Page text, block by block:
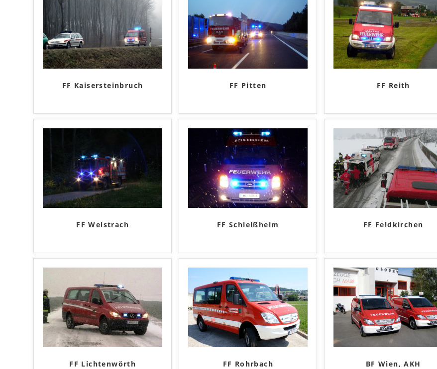
FF Kaisersteinbruch FF Pitten FF Reith
FF Weistrach FF Schleißheim FF Feldkirchen
FF Lichtenwörth FF Rohrbach BF Wien, AKH